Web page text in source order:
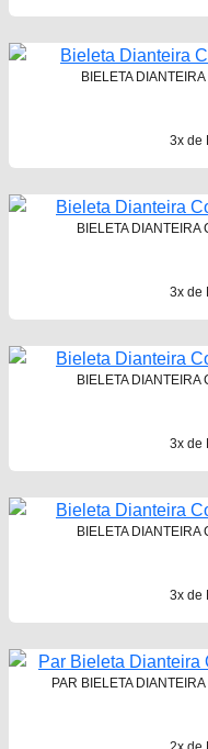
BIELETA
3x de
BIELETA
3x de
BIELETA
3x de
BIELETA
3x de
PAR BIELETA